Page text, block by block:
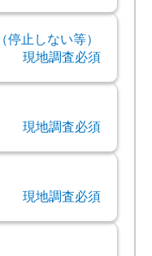
止しない等）
現地調査必須
現地調査必須
現地調査必須